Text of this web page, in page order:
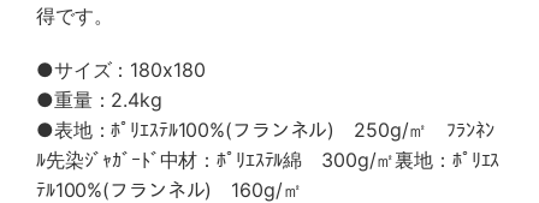
得です。
●サイズ：180x180
●重量：2.4kg
●表地：ﾎﾟﾘｴｽﾃﾙ100%(フランネル) 250g/㎡ ﾌﾗﾝﾈﾝ
ﾙ先染ｼﾞｬｶﾞｰﾄﾞ中材：ﾎﾟﾘｴｽﾃﾙ綿 300g/㎡裏地：ﾎﾟﾘｴｽ
ﾃﾙ100%(フランネル) 160g/㎡